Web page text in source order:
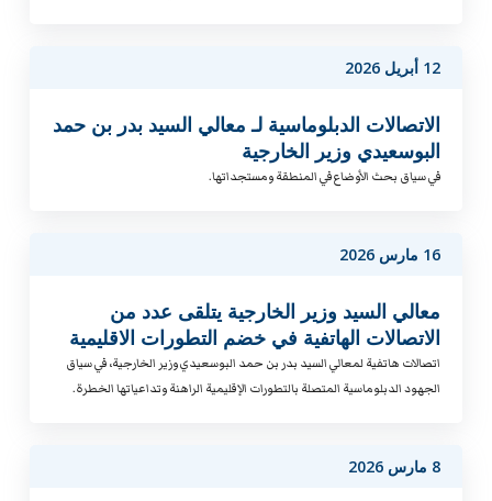
12 أبريل 2026
الاتصالات الدبلوماسية لـ معالي السيد بدر بن حمد
البوسعيدي وزير الخارجية
في سياق بحث الأوضاع في المنطقة ومستجداتها.
16 مارس 2026
معالي السيد وزير الخارجية يتلقى عدد من
الاتصالات الهاتفية في خضم التطورات الاقليمية
اتصالات هاتفية لمعالي السيد بدر بن حمد البوسعيدي وزير الخارجية، في سياق
الجهود الدبلوماسية المتصلة بالتطورات الإقليمية الراهنة وتداعياتها الخطرة.
8 مارس 2026